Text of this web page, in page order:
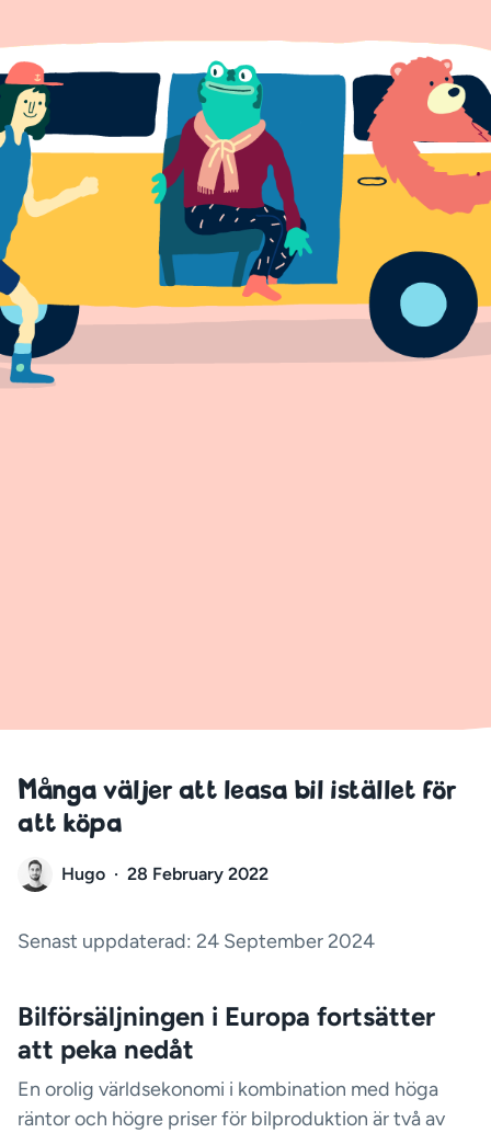
Många väljer att leasa bil istället för
att köpa
Hugo · 28 February 2022
Senast uppdaterad: 24 September 2024
Bilförsäljningen i Europa fortsätter
att peka nedåt
En orolig världsekonomi i kombination med höga
räntor och högre priser för bilproduktion är två av